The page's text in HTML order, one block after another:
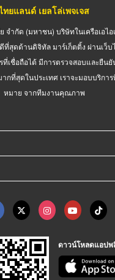
ทยแลนด์ เยลโล่เพจเจส
จำกัด (มหาชน) บริษัทในเครือเอไ
สุดด้านดิจิทัล มาร์เก็ตติ้ง ผ่านเว็
ที่เชื่อถือได้ มีการตรวจสอบและยืน
กที่สุดในประเทศ เราจะมอบบริกา
หมาย จากทีมงานคุณภาพ
ดาวน์โหลดแอปพ